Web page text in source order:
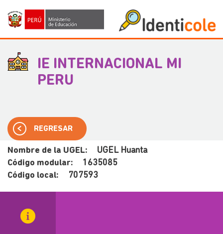
IE INTERNACIONAL MI
PERU
REGRESAR
Nombre de la UGEL:
UGEL Huanta
Código modular:
1635085
Código local:
707593